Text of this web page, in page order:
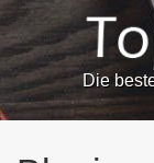
Die